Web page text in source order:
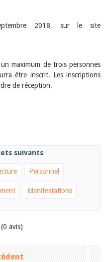
2018, sur le site
maximum de trois personnes
être inscrit. Les inscriptions
de réception.
suivants
Personnel
Manifestations
avis)